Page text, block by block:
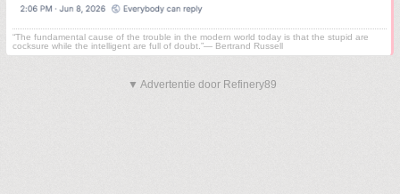
“The fundamental cause of the trouble in the modern world today is that the stupid are
cocksure while the intelligent are full of doubt.”— Bertrand Russell
▼ Advertentie door Refinery89